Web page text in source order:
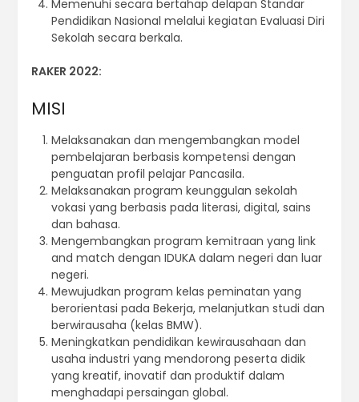
Memenuhi secara bertahap delapan Standar
Pendidikan Nasional melalui kegiatan Evaluasi Diri
Sekolah secara berkala.
RAKER 2022:
MISI
Melaksanakan dan mengembangkan model
pembelajaran berbasis kompetensi dengan
penguatan profil pelajar Pancasila.
Melaksanakan program keunggulan sekolah
vokasi yang berbasis pada literasi, digital, sains
dan bahasa.
Mengembangkan program kemitraan yang link
and match dengan IDUKA dalam negeri dan luar
negeri.
Mewujudkan program kelas peminatan yang
berorientasi pada Bekerja, melanjutkan studi dan
berwirausaha (kelas BMW).
Meningkatkan pendidikan kewirausahaan dan
usaha industri yang mendorong peserta didik
yang kreatif, inovatif dan produktif dalam
menghadapi persaingan global.